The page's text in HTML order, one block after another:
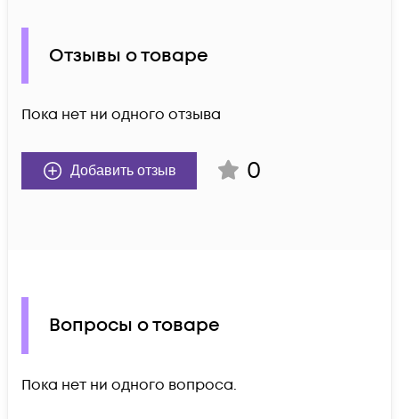
Отзывы о товаре
Пока нет ни одного отзыва
Добавить отзыв 0
Вопросы о товаре
Пока нет ни одного вопроса.